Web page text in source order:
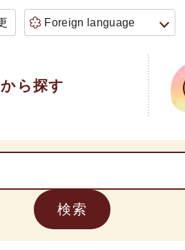
Foreign language
ら探す